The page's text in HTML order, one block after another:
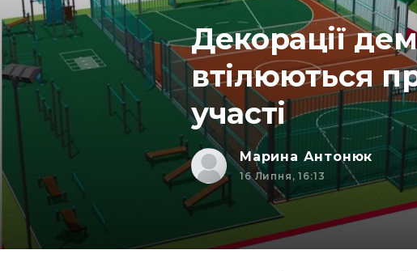
Декорації
втілюються
участі
Марина Антонюк
16 Липня, 16:13